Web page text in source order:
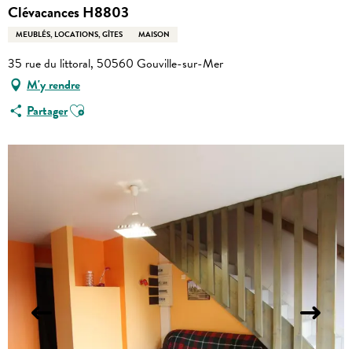
Clévacances H8803
MEUBLÉS, LOCATIONS, GÎTES MAISON
35 rue du littoral, 50560 Gouville-sur-Mer
M'y rendre
PartagerAjouter aux favoris